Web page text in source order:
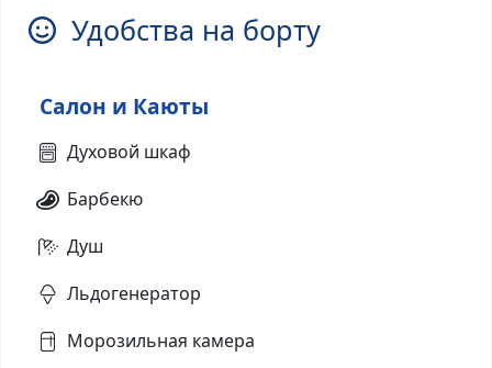
Удобства на борту
Салон и Каюты
Духовой шкаф
Барбекю
Душ
Льдогенератор
Морозильная камера